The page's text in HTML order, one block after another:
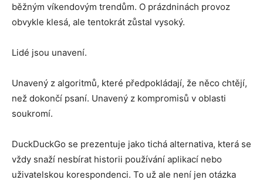
běžným víkendovým trendům. O prázdninách provoz
obvykle klesá, ale tentokrát zůstal vysoký.
Lidé jsou unavení.
Unavený z algoritmů, které předpokládají, že něco chtějí,
než dokončí psaní. Unavený z kompromisů v oblasti
soukromí.
DuckDuckGo se prezentuje jako tichá alternativa, která se
vždy snaží nesbírat historii používání aplikací nebo
uživatelskou korespondenci. To už ale není jen otázka